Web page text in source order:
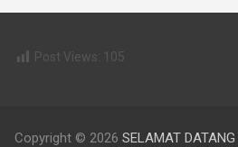
Post Views: 105
Copyright © 2026 SELAMAT